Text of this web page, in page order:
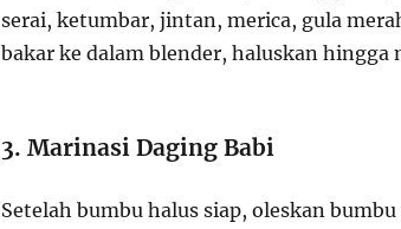
serai, ketumbar, jintan, merica, gula
bakar ke dalam blender, haluskan hingga
3. Marinasi Daging Babi
Setelah bumbu halus siap, oleskan